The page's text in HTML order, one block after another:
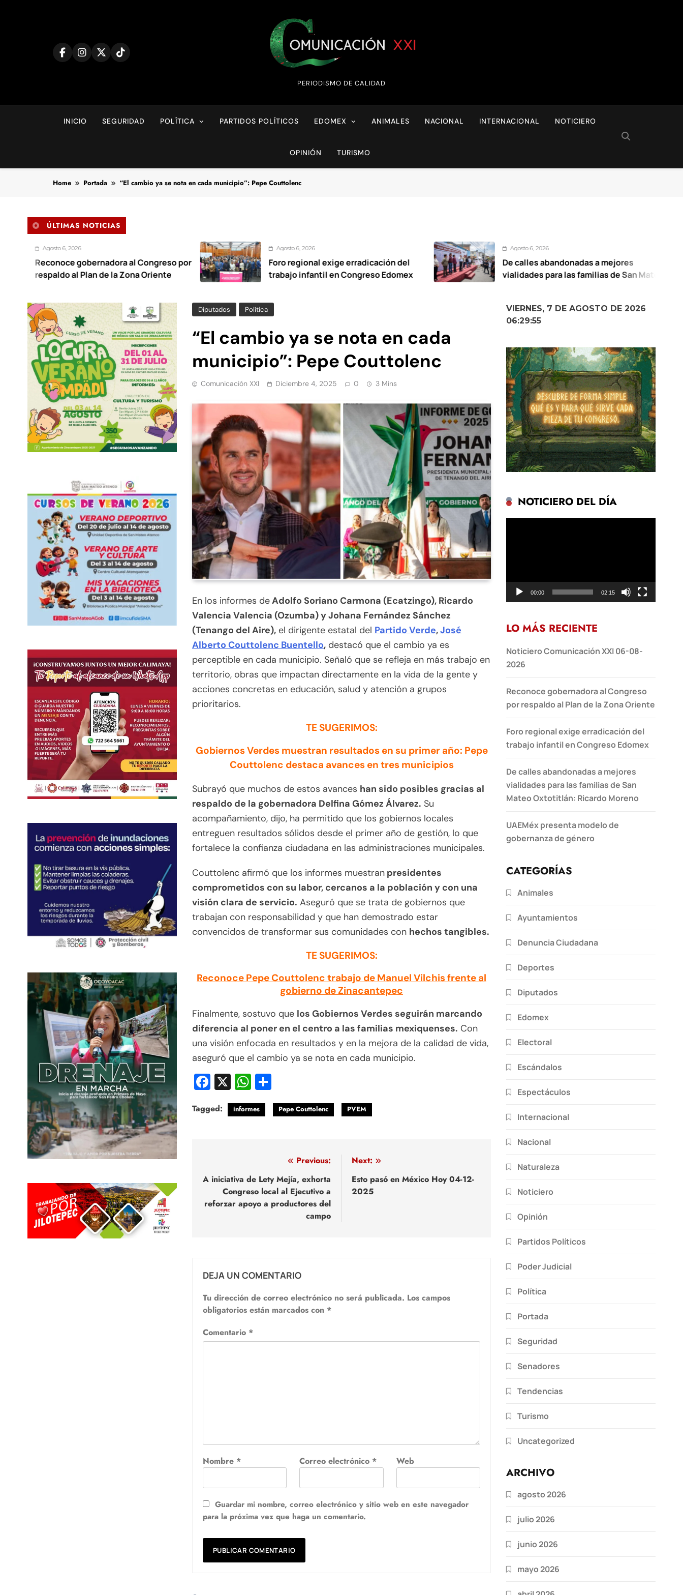
Comunicación XXI
PERIODISMO DE CALIDAD
INICIO SEGURIDAD POLÍTICA PARTIDOS POLÍTICOS EDOMEX ANIMALES NACIONAL INTERNACIONAL NOTICIERO
OPINIÓN TURISMO
Home Portada “El cambio ya se nota en cada municipio”: Pepe Couttolenc
ÚLTIMAS NOTICIAS
gobernadora al Congreso por
al Plan de la Zona Oriente
Agosto 6, 2026
Foro regional exige erradicación del
trabajo infantil en Congreso Edomex
Agosto 6, 2026
De calles abandonadas a mejores
vialidades para las familias de San Mateo
Diputados Política
“El cambio ya se nota en cada
municipio”: Pepe Couttolenc
Comunicación XXI Diciembre 4, 2025 0 3 Mins
En los informes deAdolfo Soriano Carmona (Ecatzingo), Ricardo
Valencia Valencia (Ozumba) y Johana Fernández Sánchez
(Tenango del Aire), el dirigente estatal del Partido Verde,José
Alberto Couttolenc Buentello, destacó que el cambio ya es
perceptible en cada municipio. Señaló que se refleja en más trabajo en
territorio, obras que impactan directamente en la vida de la gente y
acciones concretas en educación, salud y atención a grupos
prioritarios.
TE SUGERIMOS:
Gobiernos Verdes muestran resultados en su primer año: Pepe
Couttolenc destaca avances en tres municipios
Subrayó que muchos de estos avances han sido posibles gracias al
respaldo de la gobernadora Delfina Gómez Álvarez. Su
acompañamiento, dijo, ha permitido que los gobiernos locales
entreguen resultados sólidos desde el primer año de gestión, lo que
fortalece la confianza ciudadana en las administraciones municipales.
Couttolenc afirmó que los informes muestran presidentes
comprometidos con su labor, cercanos a la población y con una
visión clara de servicio. Aseguró que se trata de gobiernos que
trabajan con responsabilidad y que han demostrado estar
convencidos de transformar sus comunidades con hechos tangibles.
TE SUGERIMOS:
Reconoce Pepe Couttolenc trabajo de Manuel Vilchis frente al
gobierno de Zinacantepec
Finalmente, sostuvo que los Gobiernos Verdes seguirán marcando
diferencia al poner en el centro a las familias mexiquenses. Con
una visión enfocada en resultados y en la mejora de la calidad de vida,
aseguró que el cambio ya se nota en cada municipio.
Facebook
X WhatsApp
Tagged: informes Pepe Couttolenc PVEM
de
entradas
Previous:
A iniciativa de Lety Mejía, exhorta
Congreso local al Ejecutivo a
reforzar apoyo a productores del
campo
Next:
Esto pasó en México Hoy 04-12-
2025
DEJA UN COMENTARIO
Tu dirección de correo electrónico no será publicada. Los campos
obligatorios están marcados con *
Comentario *
Nombre * Correo electrónico * Web
Guardar mi nombre, correo electrónico y sitio web en este navegador
para la próxima vez que haga un comentario.
VIERNES, 7 DE AGOSTO DE 2026
06:29:56
NOTICIERO DEL DÍA
00:00 02:15
LO MÁS RECIENTE
Noticiero Comunicación XXI 06-08-
2026
Reconoce gobernadora al Congreso
por respaldo al Plan de la Zona Oriente
Foro regional exige erradicación del
trabajo infantil en Congreso Edomex
De calles abandonadas a mejores
vialidades para las familias de San
Mateo Oxtotitlán: Ricardo Moreno
UAEMéx presenta modelo de
gobernanza de género
CATEGORÍAS
Animales
Ayuntamientos
Denuncia Ciudadana
Deportes
Diputados
Edomex
Electoral
Escándalos
Espectáculos
Internacional
Nacional
Naturaleza
Noticiero
Opinión
Partidos Políticos
Poder Judicial
Política
Portada
Seguridad
Senadores
Tendencias
Turismo
Uncategorized
ARCHIVO
agosto 2026
julio 2026
junio 2026
mayo 2026